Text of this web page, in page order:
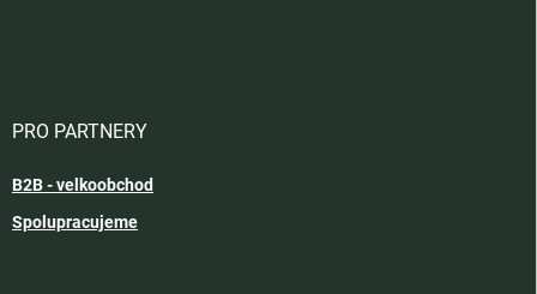
PRO PARTNERY
B2B - velkoobchod
Spolupracujeme